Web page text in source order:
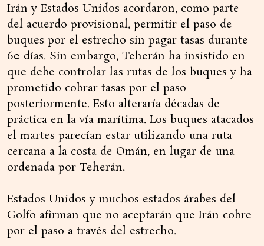
Irán y Estados Unidos acordaron, como parte
del acuerdo provisional, permitir el paso de
buques por el estrecho sin pagar tasas durante
60 días. Sin embargo, Teherán ha insistido en
que debe controlar las rutas de los buques y ha
prometido cobrar tasas por el paso
posteriormente. Esto alteraría décadas de
práctica en la vía marítima. Los buques atacados
el martes parecían estar utilizando una ruta
cercana a la costa de Omán, en lugar de una
ordenada por Teherán.
Estados Unidos y muchos estados árabes del
Golfo afirman que no aceptarán que Irán cobre
por el paso a través del estrecho.